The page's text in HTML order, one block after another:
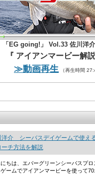
「EG going!」 Vol.33 佐川洋
『 アイアンマービー解説
≫動画再生 （再生時間
洋介 シーバスデイゲームで使え
ーチ方法を解説
にちは、エバーグリーンシーバスプ
ームでアイアンマービーを使って